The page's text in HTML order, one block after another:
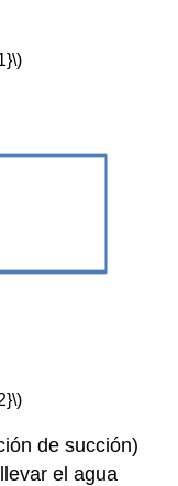
de succión)
el agua